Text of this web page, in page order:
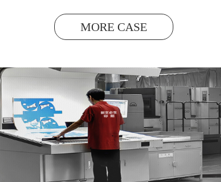
MORE CASE